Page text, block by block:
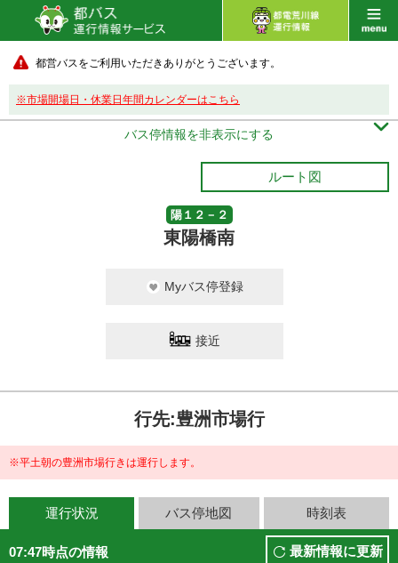
都営バスをご利用いただきありがとうございます。
※市場開場日・休業日年間カレンダーはこちら
バス停情報を非表示にする 
ルート図
陽１２－２
東陽橋南
Myバス停登録
接近
行先:豊洲市場行
※平土朝の豊洲市場行きは運行します。
運行状況 バス停地図 時刻表
07:47時点の情報 最新情報に更新